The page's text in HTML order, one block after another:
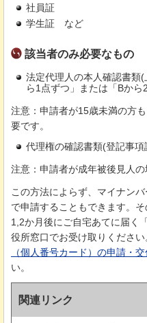
社員証
学生証
など
該当者のみ必要なもの
法定代理人の本人確認書類
ら1点ずつ」または「Bから
注意：申請者が15歳未満の方
要です。
代理権の確認書類(登記事項
注意：申請者が成年被後見人の
この方法によらず、マイナン
で申請することもできます。
1,2か月後にご自宅あてに届く
役所窓口でお受け取りください
（個人番号カード）の申請・
い。
関連リンク